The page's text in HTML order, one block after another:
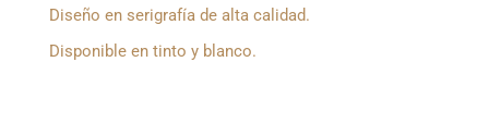
Diseño en serigrafía de alta calidad.
Disponible en tinto y blanco.